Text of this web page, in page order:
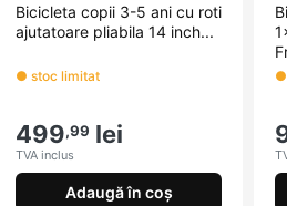
Bicicleta copii 3-5 ani cu roti
ajutatoare pliabila 14 inch...
● stoc limitat
499,99 lei
TVA inclus
Adaugă în coș
●